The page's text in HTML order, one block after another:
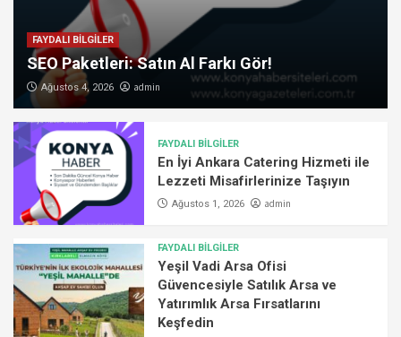
FAYDALI BİLGİLER
SEO Paketleri: Satın Al Farkı Gör!
Ağustos 4, 2026 admin
FAYDALI BİLGİLER
En İyi Ankara Catering Hizmeti ile
Lezzeti Misafirlerinize Taşıyın
Ağustos 1, 2026 admin
FAYDALI BİLGİLER
Yeşil Vadi Arsa Ofisi
Güvencesiyle Satılık Arsa ve
Yatırımlık Arsa Fırsatlarını
Keşfedin